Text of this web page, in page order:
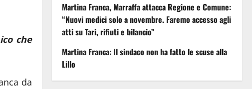
che
da
Martina Franca, Marraffa attacca Regione e Comune:
“Nuovi medici solo a novembre. Faremo accesso agli
atti su Tari, rifiuti e bilancio”
Martina Franca: Il sindaco non ha fatto le scuse alla
Lillo